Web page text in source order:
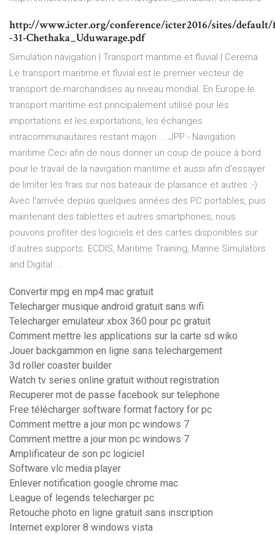
http://www.icter.org/conference/icter2016/sites/
-31-Chethaka_Uduwarage.pdf
Simulation navigation | Transport maritime et fluvial | Cerema
Le transport maritime et fluvial est le premier vecteur de
transport de marchandises au niveau mondial. En Europe le
transport maritime est principalement utilisé pour les
importations et les exportations, les échanges
intracommunautaires restant majori ... JPP - Navigation
maritime Ceci afin de nous donner un coup de pouce à bord
pour le travail de la navigation maritime et aussi afin d'essayer
de limiter les frais sur nos bateaux de plaisance et autres :-)
Avec l'arrivée depuis quelques années des PC portables, puis
maintenant des tablettes et autres smartphones, nous
pouvons profiter des logiciels et des cartes disponibles sur
d'autres supports. ECDIS, Maritime Training, Marine Simulators
and Digital ...
Convertir mpg en mp4 mac gratuit
Telecharger musique android gratuit sans wifi
Telecharger emulateur xbox 360 pour pc gratuit
Comment mettre les applications sur la carte sd wiko
Jouer backgammon en ligne sans telechargement
3d roller coaster builder
Watch tv series online gratuit without registration
Recuperer mot de passe facebook sur telephone
Free télécharger software format factory for pc
Comment mettre a jour mon pc windows 7
Comment mettre a jour mon pc windows 7
Amplificateur de son pc logiciel
Software vlc media player
Enlever notification google chrome mac
League of legends telecharger pc
Retouche photo en ligne gratuit sans inscription
Internet explorer 8 windows vista